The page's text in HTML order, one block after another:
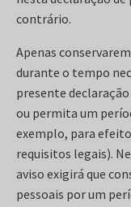
contrário.
Apenas
durante o tempo
presente declaração
ou permita um
exemplo, para
requisitos legais).
aviso exigirá que
pessoais por um